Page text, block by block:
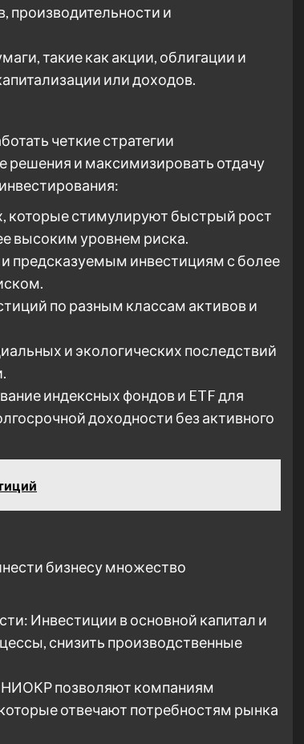
производительности и
такие как акции, облигации и
или доходов.
четкие стратегии
решения и максимизировать отдачу
которые стимулируют быстрый рост
высоким уровнем риска.
предсказуемым инвестициям с более
по разным классам активов и
и экологических последствий
индексных фондов и ETF для
доходности без активного
бизнесу множество
Инвестиции в основной капитал и
снизить производственные
НИОКР позволяют компаниям
отвечают потребностям рынка